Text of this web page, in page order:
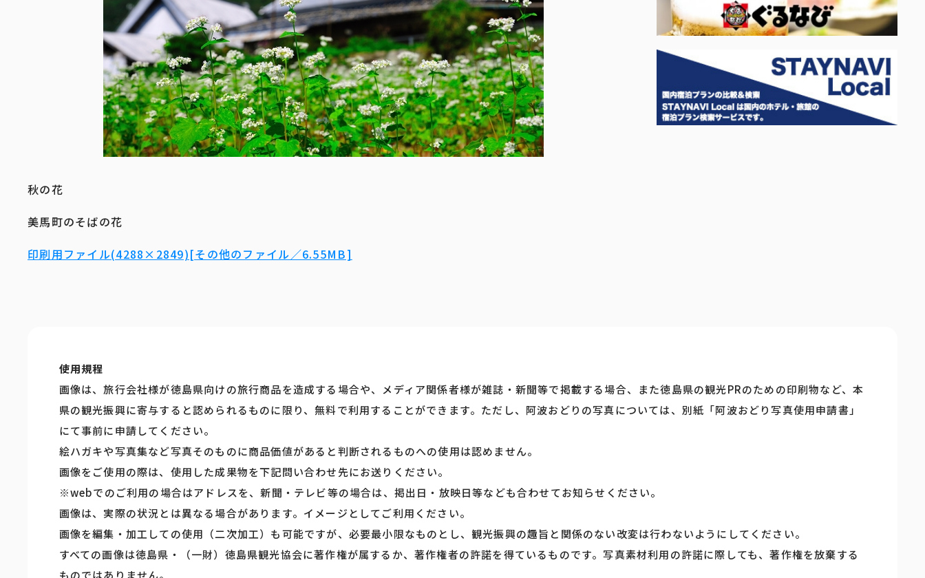
秋の花
美馬町のそばの花
印刷用ファイル(4288×2849)[その他のファイル／6.55MB]
使用規程
画像は、旅行会社様が徳島県向けの旅行商品を造成する場合や、メディア関係者様が雑誌・新聞等で掲載する場合、また徳島県の観光PRのための印刷物など、本
県の観光振興に寄与すると認められるものに限り、無料で利用することができます。ただし、阿波おどりの写真については、別紙「阿波おどり写真使用申請書」
にて事前に申請してください。
絵ハガキや写真集など写真そのものに商品価値があると判断されるものへの使用は認めません。
画像をご使用の際は、使用した成果物を下記問い合わせ先にお送りください。
※webでのご利用の場合はアドレスを、新聞・テレビ等の場合は、掲出日・放映日等なども合わせてお知らせください。
画像は、実際の状況とは異なる場合があります。イメージとしてご利用ください。
画像を編集・加工しての使用（二次加工）も可能ですが、必要最小限なものとし、観光振興の趣旨と関係のない改変は行わないようにしてください。
すべての画像は徳島県・（一財）徳島県観光協会に著作権が属するか、著作権者の許諾を得ているものです。写真素材利用の許諾に際しても、著作権を放棄する
ものではありません。